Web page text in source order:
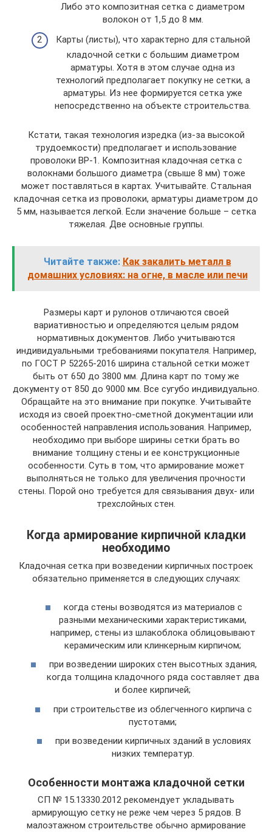
Либо это композитная сетка с диаметром
волокон от 1,5 до 8 мм.
Карты (листы), что характерно для стальной
кладочной сетки с большим диаметром
арматуры. Хотя в этом случае одна из
технологий предполагает покупку не сетки, а
арматуры. Из нее формируется сетка уже
непосредственно на объекте строительства.
Кстати, такая технология изредка (из-за высокой
трудоемкости) предполагает и использование
проволоки ВР-1. Композитная кладочная сетка с
волокнами большого диаметра (свыше 8 мм) тоже
может поставляться в картах. Учитывайте. Стальная
кладочная сетка из проволоки, арматуры диаметром до
5 мм, называется легкой. Если значение больше – сетка
тяжелая. Две основные группы.
Читайте также: Как закалить металл в
домашних условиях: на огне, в масле или печи
Размеры карт и рулонов отличаются своей
вариативностью и определяются целым рядом
нормативных документов. Либо учитываются
индивидуальными требованиями покупателя. Например,
по ГОСТ Р 52265-2016 ширина стальной сетки может
быть от 650 до 3800 мм. Длина карт по тому же
документу от 850 до 9000 мм. Все сугубо индивидуально.
Обращайте на это внимание при покупке. Учитывайте
исходя из своей проектно-сметной документации или
особенностей направления использования. Например,
необходимо при выборе ширины сетки брать во
внимание толщину стены и ее конструкционные
особенности. Суть в том, что армирование может
выполняться не только для увеличения прочности
стены. Порой оно требуется для связывания двух- или
трехслойных стен.
Когда армирование кирпичной кладки
необходимо
Кладочная сетка при возведении кирпичных построек
обязательно применяется в следующих случаях:
когда стены возводятся из материалов с
разными механическими характеристиками,
например, стены из шлакоблока облицовывают
керамическим или клинкерным кирпичом;
при возведении широких стен высотных здания,
когда толщина кладочного ряда составляет два
и более кирпичей;
при строительстве из облегченного кирпича с
пустотами;
при возведении кирпичных зданий в условиях
низких температур.
Особенности монтажа кладочной сетки
СП № 15.13330.2012 рекомендует укладывать
армирующую сетку не реже чем через 5 рядов. В
малоэтажном строительстве обычно армирование